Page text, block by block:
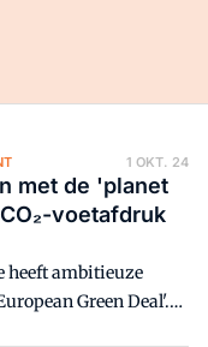
1 OKT. 24
met de 'planet
voetafdruk
heeft ambitieuze
Green Deal'.